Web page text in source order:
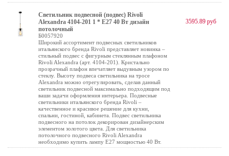
Светильник подвесной (подвес) Rivoli
Alexandra 4104-201 1 * Е27 40 Вт дизайн
потолочный
Б0057920
Широкий ассортимент подвесных светильников
итальянского бренда Rivoli представляет новинка –
стильный подвес с фигурным стеклянным плафоном
Rivoli Alexandra (арт. 4104-201). Кристально
прозрачный плафон впечатляет выдувным узором по
стеклу. Высоту подвеса светильника на тросе
Alexandra можно отрегулировать, сделав данный
светильник подвесной максимально подходящим под
ваши задачи оформления интерьера. Подвесные
светильники итальянского бренда Rivoli –
качественное и красивое решение для кухни,
спальни, гостиной, кабинета. Подвес светильника
подвесного на потолок декорирован дизайнерским
элементом золотого цвета. Для светильника
потолочного подвесного Rivoli Alexandra
необходимо купить лампу Е27 мощностью 40 Вт.
3595.89 руб